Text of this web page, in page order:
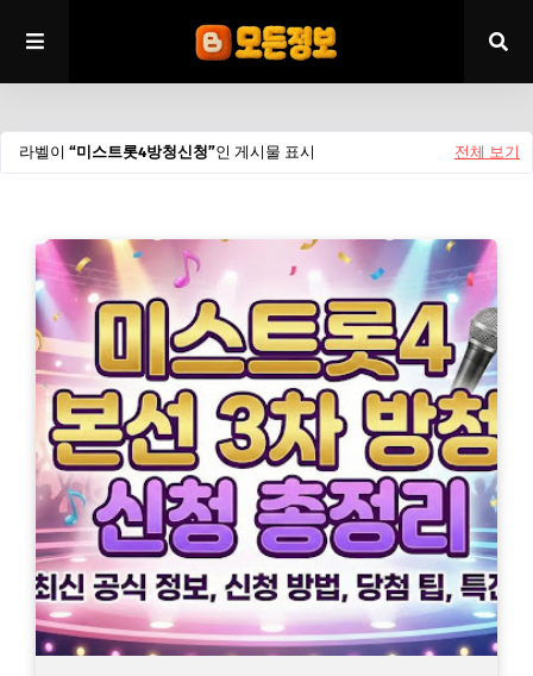
라벨이 미스트롯4방청신청 인 게시물 표시 전체 보기